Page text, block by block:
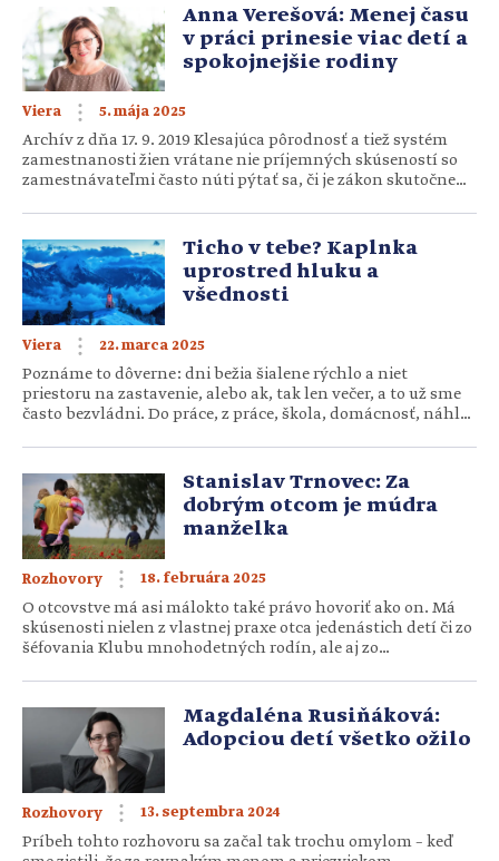
Anna Verešová: Menej času
v práci prinesie viac detí a
spokojnejšie rodiny
Viera 5. mája 2025
Archív z dňa 17. 9. 2019 Klesajúca pôrodnosť a tiež systém
zamestnanosti žien vrátane nie príjemných skúseností so
zamestnávateľmi často núti pýtať sa, či je zákon skutočne
(a teda aj celým rodinám). O postoj sme požiadali
odborníčku na rodinnú politiku, poslankyňu Annu
Verešovú (55). Drvivá väčšina žien je zamestnaná, […]
Ticho v tebe? Kaplnka
uprostred hluku a
všednosti
Viera 22. marca 2025
Poznáme to dôverne: dni bežia šialene rýchlo a niet
priestoru na zastavenie, alebo ak, tak len večer, a to už sme
často bezvládni. Do práce, z práce, škola, domácnosť, náhle
potrebujeme rozprávať. Hoci túžime po tichu a čase
s Bohom, príde nám vo všetkom virvare ako sci-fi. Ticho
nám chýba, priznávame si to denne. […]
Stanislav Trnovec: Za
dobrým otcom je múdra
manželka
Rozhovory 18. februára 2025
O otcovstve má asi málokto také právo hovoriť ako on. Má
skúsenosti nielen z vlastnej praxe otca jedenástich detí či zo
šéfovania Klubu mnohodetných rodín, ale aj zo
vytrvalo, trpezlivo a s úsmevom za nás všetkých – výchovou
povinných – predkladá na oficiálne štátne miesta. Práve
preto, aby aj otcom, a potom aj […]Magdaléna Rusiňáková:
Adopciou detí všetko ožilo
Rozhovory 13. septembra 2024
Príbeh tohto rozhovoru sa začal tak trochu omylom – keď